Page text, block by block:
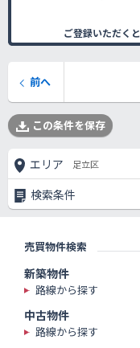
ご登録いただくと
前へ
この条件を保存
エリア 足立区
検索条件
売買物件検索
新築物件
路線から探す
中古物件
路線から探す